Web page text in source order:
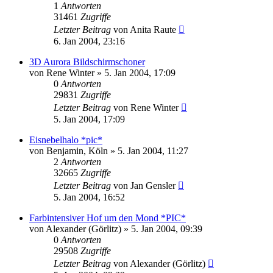
1 Antworten
31461 Zugriffe
Letzter Beitrag von Anita Raute
6. Jan 2004, 23:16
3D Aurora Bildschirmschoner
von Rene Winter» 5. Jan 2004, 17:09
0 Antworten
29831 Zugriffe
Letzter Beitrag von Rene Winter
5. Jan 2004, 17:09
Eisnebelhalo *pic*
von Benjamin, Köln » 5. Jan 2004, 11:27
2 Antworten
32665 Zugriffe
Letzter Beitrag von Jan Gensler
5. Jan 2004, 16:52
Farbintensiver Hof um den Mond *PIC*
von Alexander (Görlitz) » 5. Jan 2004, 09:39
0 Antworten
29508 Zugriffe
Letzter Beitrag von Alexander (Görlitz)